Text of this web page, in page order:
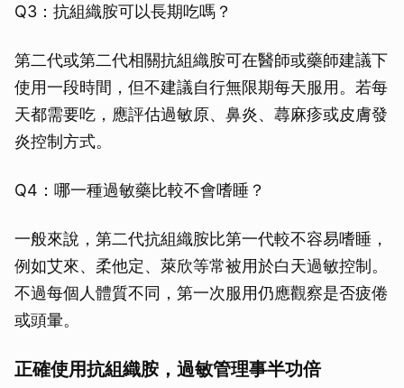
Q3：抗組織胺可以長期吃嗎？
第二代或第二代相關抗組織胺可在醫師或藥師建議下
使用一段時間，但不建議自行無限期每天服用。若每
天都需要吃，應評估過敏原、鼻炎、蕁麻疹或皮膚發
炎控制方式。
Q4：哪一種過敏藥比較不會嗜睡？
一般來說，第二代抗組織胺比第一代較不容易嗜睡，
例如艾來、柔他定、萊欣等常被用於白天過敏控制。
不過每個人體質不同，第一次服用仍應觀察是否疲倦
或頭暈。
正確使用抗組織胺，過敏管理事半功倍